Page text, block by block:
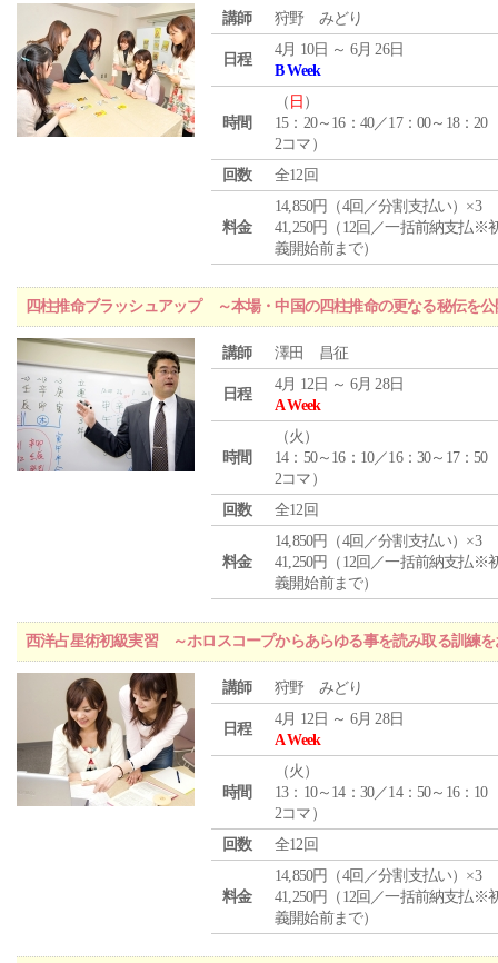
講師 狩野 みどり
日程
4月 10日 ～ 6月 26日
B Week
時間
（ 日 ）
15：20～16：40／17：00～18：20
2コマ）
回数
全12回
料金
14,850円（4回／分割支払い）×3
41,250円（12回／一括前納支払※
義開始前まで）
四柱推命ブラッシュアップ ～本場・中国の四柱推命の更なる秘伝を
講師 澤田 昌征
日程
4月 12日 ～ 6月 28日
A Week
時間
（火 ）
14：50～16：10／16：30～17：50
2コマ）
回数
全12回
料金
14,850円（4回／分割支払い）×3
41,250円（12回／一括前納支払※
義開始前まで）
西洋占星術初級実習 ～ホロスコープからあらゆる事を読み取る訓練を
講師 狩野 みどり
日程
4月 12日 ～ 6月 28日
A Week
時間
（火 ）
13：10～14：30／14：50～16：10
2コマ）
回数
全12回
料金
14,850円（4回／分割支払い）×3
41,250円（12回／一括前納支払※
義開始前まで）